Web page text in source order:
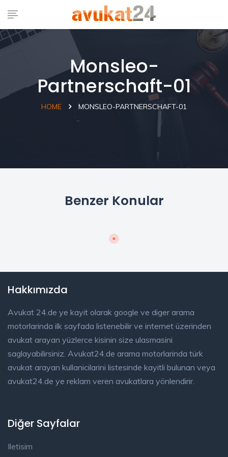
Monsleo-
Partnerschaft-01
HOME MONSLEO-PARTNERSCHAFT-01
Benzer Konular
Hakkımızda
Avukat 24.de ye kayit olarak google ve diger arama
motorlarinda ilk sayfada listenebilir ve internet üzerinden
avukat arayan yüzlerce kisinin size ulasmasini
saglayabilirsiniz. Avukat24.de arama motorlarinda türk
avukat arayan kullanicilarini listesinde kayitli bulunan veya
avukat24.de ye reklam veren avukatlara yönlendirir.
Diğer Sayfalar
Iletisim